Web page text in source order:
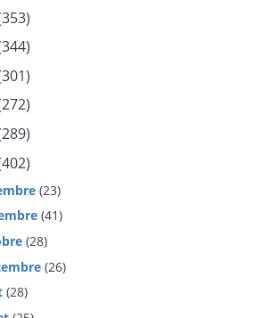
(23)
(41)
(28)
(26)
(28)